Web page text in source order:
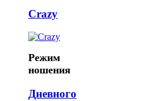
Crazy
Режим
ношения
Дневного